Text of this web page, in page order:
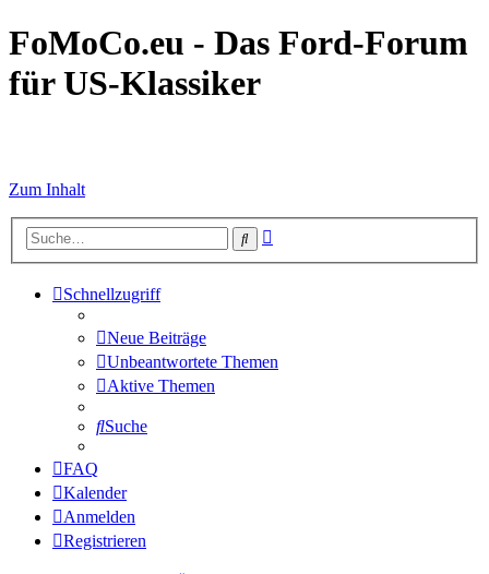
FoMoCo.eu - Das Ford-Forum
für US-Klassiker
Zum Inhalt
Suche
Schnellzugriff
Neue Beiträge
Unbeantwortete Themen
Aktive Themen
Suche
FAQ
Kalender
Anmelden
Registrieren